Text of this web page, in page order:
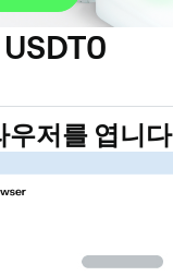
우저를 엽니다